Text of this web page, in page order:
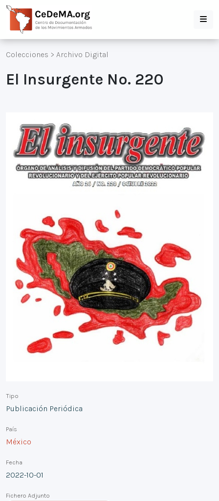
Colecciones > Archivo Digital
El Insurgente No. 220
Tipo
Publicación Periódica
País
México
Fecha
2022-10-01
Fichero Adjunto